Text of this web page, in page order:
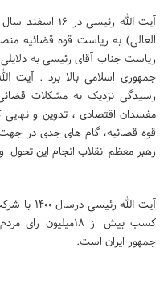
العالی) به ریاست قوه قضائیه
ریاست جناب آقای رئیسی به دلایلی
جمهوری اسلامی بالا برد . آیت
رسیدگی نزدیک به مشکلات
مفسدان اقتصادی ، تدوین و
قوه قضائیه، گام های جدی در
رهبر معظم انقلاب انجام این تحول
آیت الله
جمهور ایران است.